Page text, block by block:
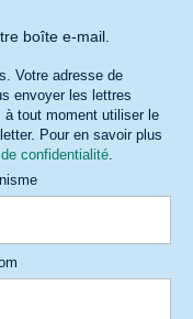
boîte e-mail.
Votre adresse de
envoyer les lettres
à tout moment utiliser le
Pour en savoir plus
confidentialité